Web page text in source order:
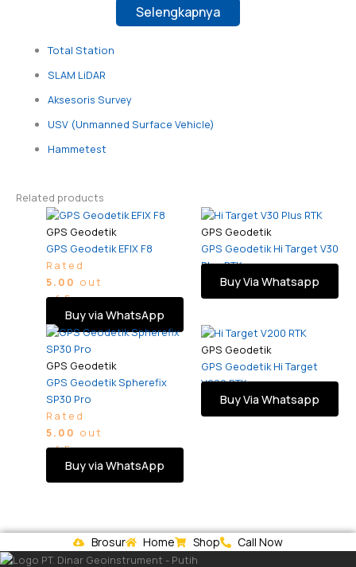
Selengkapnya
Total Station
SLAM LiDAR
Aksesoris Survey
USV (Unmanned Surface Vehicle)
Hammetest
Related products
GPS Geodetik
GPS Geodetik EFIX F8
Rated
5.00 out
of 5
Buy via WhatsApp
GPS Geodetik
GPS Geodetik Hi Target V30
Plus RTK
Buy Via Whatsapp
GPS Geodetik
GPS Geodetik Spherefix
SP30 Pro
Rated
5.00 out
of 5
Buy via WhatsApp
GPS Geodetik
GPS Geodetik Hi Target
V200 RTK
Buy Via Whatsapp
Brosur Home Shop Call Now